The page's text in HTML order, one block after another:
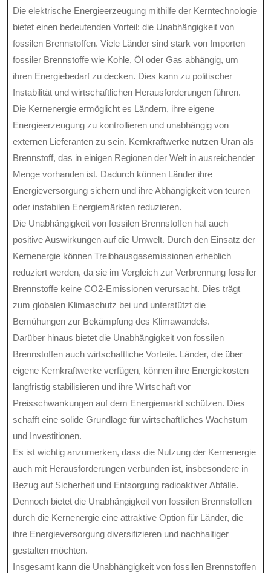
Die elektrische Energieerzeugung mithilfe der Kerntechnologie
bietet einen bedeutenden Vorteil: die Unabhängigkeit von
fossilen Brennstoffen. Viele Länder sind stark von Importen
fossiler Brennstoffe wie Kohle, Öl oder Gas abhängig, um
ihren Energiebedarf zu decken. Dies kann zu politischer
Instabilität und wirtschaftlichen Herausforderungen führen.
Die Kernenergie ermöglicht es Ländern, ihre eigene
Energieerzeugung zu kontrollieren und unabhängig von
externen Lieferanten zu sein. Kernkraftwerke nutzen Uran als
Brennstoff, das in einigen Regionen der Welt in ausreichender
Menge vorhanden ist. Dadurch können Länder ihre
Energieversorgung sichern und ihre Abhängigkeit von teuren
oder instabilen Energiemärkten reduzieren.
Die Unabhängigkeit von fossilen Brennstoffen hat auch
positive Auswirkungen auf die Umwelt. Durch den Einsatz der
Kernenergie können Treibhausgasemissionen erheblich
reduziert werden, da sie im Vergleich zur Verbrennung fossiler
Brennstoffe keine CO2-Emissionen verursacht. Dies trägt
zum globalen Klimaschutz bei und unterstützt die
Bemühungen zur Bekämpfung des Klimawandels.
Darüber hinaus bietet die Unabhängigkeit von fossilen
Brennstoffen auch wirtschaftliche Vorteile. Länder, die über
eigene Kernkraftwerke verfügen, können ihre Energiekosten
langfristig stabilisieren und ihre Wirtschaft vor
Preisschwankungen auf dem Energiemarkt schützen. Dies
schafft eine solide Grundlage für wirtschaftliches Wachstum
und Investitionen.
Es ist wichtig anzumerken, dass die Nutzung der Kernenergie
auch mit Herausforderungen verbunden ist, insbesondere in
Bezug auf Sicherheit und Entsorgung radioaktiver Abfälle.
Dennoch bietet die Unabhängigkeit von fossilen Brennstoffen
durch die Kernenergie eine attraktive Option für Länder, die
ihre Energieversorgung diversifizieren und nachhaltiger
gestalten möchten.
Insgesamt kann die Unabhängigkeit von fossilen Brennstoffen